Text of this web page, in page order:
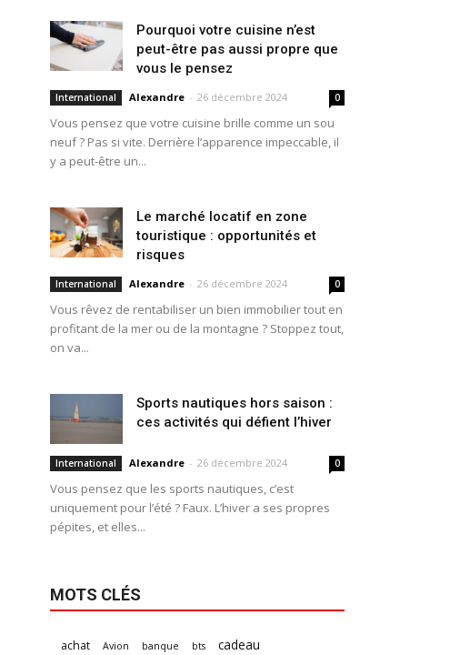
Pourquoi votre cuisine n’est
peut-être pas aussi propre que
vous le pensez
International Alexandre - 26 décembre 2024 0
Vous pensez que votre cuisine brille comme un sou
neuf ? Pas si vite. Derrière l’apparence impeccable, il
y a peut-être un...
Le marché locatif en zone
touristique : opportunités et
risques
International Alexandre - 26 décembre 2024 0
Vous rêvez de rentabiliser un bien immobilier tout en
profitant de la mer ou de la montagne ? Stoppez tout,
on va...
Sports nautiques hors saison :
ces activités qui défient l’hiver
International Alexandre - 26 décembre 2024 0
Vous pensez que les sports nautiques, c’est
uniquement pour l’été ? Faux. L’hiver a ses propres
pépites, et elles...
MOTS CLÉS
achat Avion banque bts cadeau